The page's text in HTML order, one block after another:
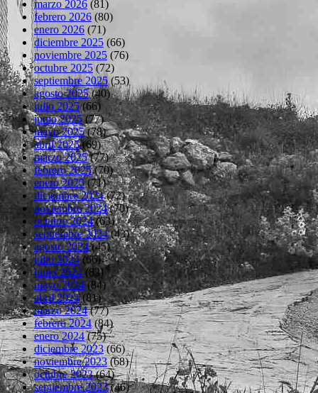
marzo 2026 (81)
febrero 2026 (80)
enero 2026 (71)
diciembre 2025 (66)
noviembre 2025 (76)
octubre 2025(72)
septiembre 2025(53)
agosto 2025(40)
julio 2025(66)
junio 2025 (77)
mayo 2025(78)
abril 2025(69)
marzo 2025(77)
febrero 2025(70)
enero 2025(71)
diciembre 2024(72)
noviembre 2024(70)
octubre 2024(63)
septiembre 2024(43)
agosto 2024(45)
julio 2024(66)
junio 2024 (82)
mayo 2024 (84)
abril 2024(81)
marzo 2024(77)
febrero 2024(84)
enero 2024(75)
diciembre 2023(66)
noviembre 2023(68)
octubre 2023(64)
septiembre 2023(46)